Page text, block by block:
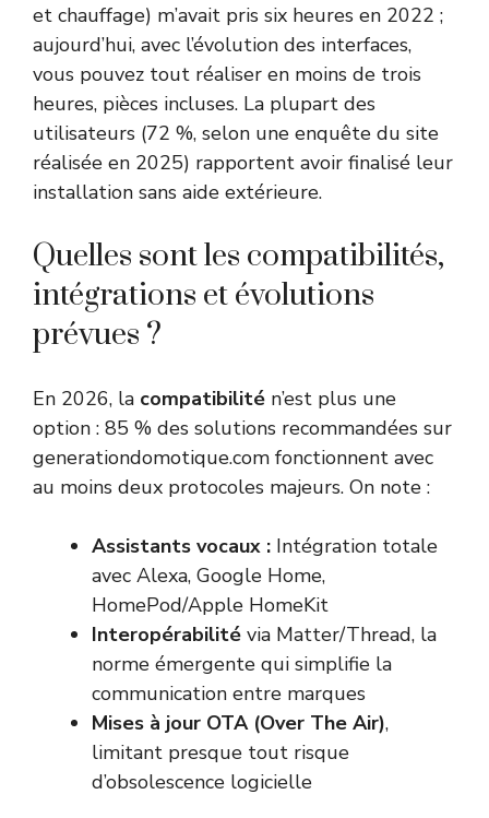
et chauffage) m’avait pris six heures en 2022 ;
aujourd’hui, avec l’évolution des interfaces,
vous pouvez tout réaliser en moins de trois
heures, pièces incluses. La plupart des
utilisateurs (72 %, selon une enquête du site
réalisée en 2025) rapportent avoir finalisé leur
installation sans aide extérieure.
Quelles sont les compatibilités,
intégrations et évolutions
prévues ?
En 2026, la compatibilité n’est plus une
option : 85 % des solutions recommandées sur
generationdomotique.com fonctionnent avec
au moins deux protocoles majeurs. On note :
Assistants vocaux : Intégration totale
avec Alexa, Google Home,
HomePod/Apple HomeKit
Interopérabilité via Matter/Thread, la
norme émergente qui simplifie la
communication entre marques
Mises à jour OTA (Over The Air),
limitant presque tout risque
d’obsolescence logicielle